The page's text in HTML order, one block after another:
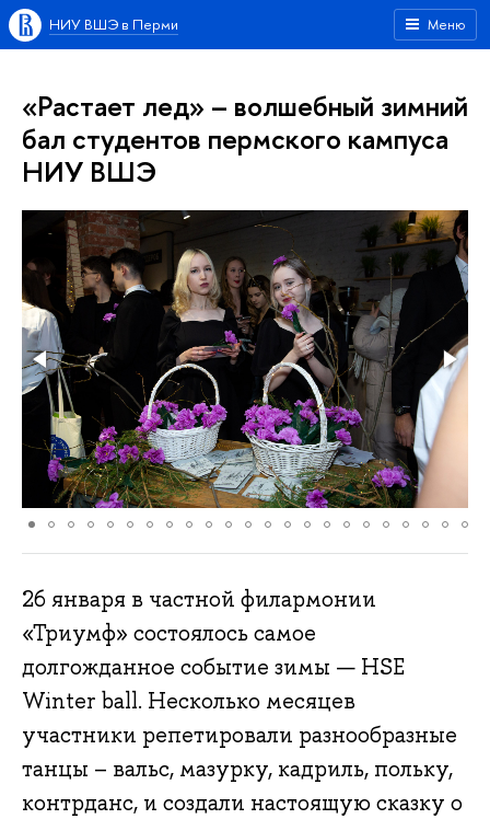
Меню
НИУ ВШЭ в Перми
«Растает лед» – волшебный зимний
бал студентов пермского кампуса
НИУ ВШЭ
26 января в частной филармонии
«Триумф» состоялось самое
долгожданное событие зимы — HSE
Winter ball. Несколько месяцев
участники репетировали разнообразные
танцы – вальс, мазурку, кадриль, польку,
контрданс, и создали настоящую сказку о